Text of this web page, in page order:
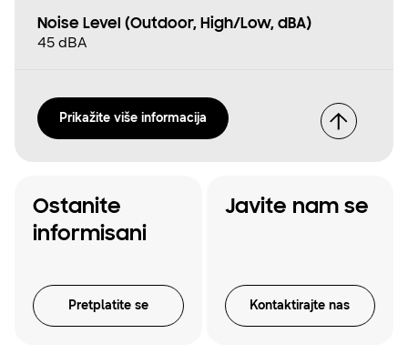
Noise Level (Outdoor, High/Low, dBA)
45 dBA
Prikažite više informacija
Ostanite
informisani
Pretplatite se
Javite nam se
Kontaktirajte nas